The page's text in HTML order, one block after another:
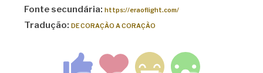
Fonte secundária: https://eraoflight.com/
Tradução: DE CORAÇÃO A CORAÇÃO